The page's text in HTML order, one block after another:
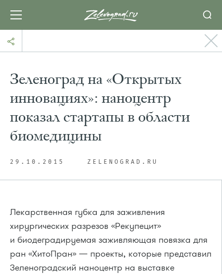
Зеленоград на «Открытых
инновациях»: наноцентр
показал стартапы в области
биомедицины
29.10.2015 ZELENOGRAD.RU
Лекарственная губка для заживления
хирургических разрезов «Рекупецит»
и биодеградируемая заживляющая повязка для
ран «ХитоПран» — проекты, которые представил
Зеленоградский наноцентр на выставке